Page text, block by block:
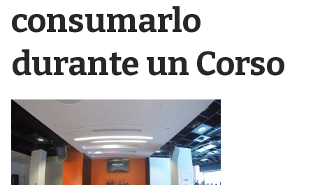
consumarlo
durante un Corso